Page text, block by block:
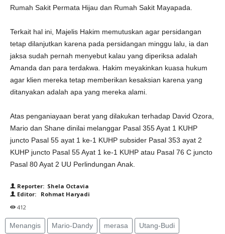
Rumah Sakit Permata Hijau dan Rumah Sakit Mayapada.
Terkait hal ini, Majelis Hakim memutuskan agar persidangan
tetap dilanjutkan karena pada persidangan minggu lalu, ia dan
jaksa sudah pernah menyebut kalau yang diperiksa adalah
Amanda dan para terdakwa. Hakim meyakinkan kuasa hukum
agar klien mereka tetap memberikan kesaksian karena yang
ditanyakan adalah apa yang mereka alami.
Atas penganiayaan berat yang dilakukan terhadap David Ozora,
Mario dan Shane dinilai melanggar Pasal 355 Ayat 1 KUHP
juncto Pasal 55 ayat 1 ke-1 KUHP subsider Pasal 353 ayat 2
KUHP juncto Pasal 55 Ayat 1 ke-1 KUHP atau Pasal 76 C juncto
Pasal 80 Ayat 2 UU Perlindungan Anak.
Reporter: Shela Octavia
Editor: Rohmat Haryadi
412
Menangis Mario-Dandy merasa Utang-Budi